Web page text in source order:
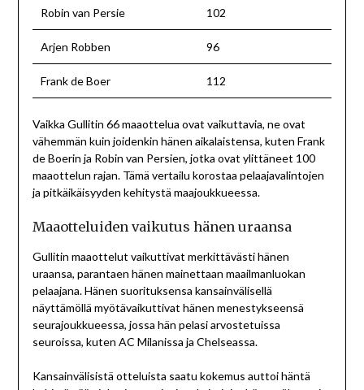
Robin van Persie 102
Arjen Robben 96
Frank de Boer 112
Vaikka Gullitin 66 maaottelua ovat vaikuttavia, ne ovat
vähemmän kuin joidenkin hänen aikalaistensa, kuten Frank
de Boerin ja Robin van Persien, jotka ovat ylittäneet 100
maaottelun rajan. Tämä vertailu korostaa pelaajavalintojen
ja pitkäikäisyyden kehitystä maajoukkueessa.
Maaotteluiden vaikutus hänen uraansa
Gullitin maaottelut vaikuttivat merkittävästi hänen
uraansa, parantaen hänen mainettaan maailmanluokan
pelaajana. Hänen suorituksensa kansainvälisellä
näyttämöllä myötävaikuttivat hänen menestykseensä
seurajoukkueessa, jossa hän pelasi arvostetuissa
seuroissa, kuten AC Milanissa ja Chelseassa.
Kansainvälisistä otteluista saatu kokemus auttoi häntä